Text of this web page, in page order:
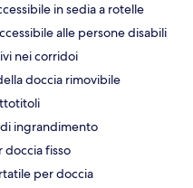
in sedia a rotelle
alle persone disabili
nei corridoi
doccia rimovibile
ingrandimento
doccia fisso
per doccia